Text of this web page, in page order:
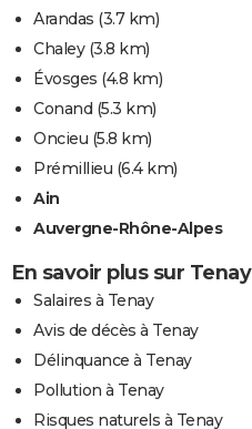
Arandas (3.7 km)
Chaley(3.8 km)
Évosges (4.8 km)
Conand (5.3 km)
Oncieu (5.8 km)
Prémillieu (6.4 km)
Ain
Auvergne-Rhône-Alpes
En savoir plus sur Tenay
Salaires à Tenay
Avis de décès à Tenay
Délinquance à Tenay
Pollution à Tenay
Risques naturels à Tenay